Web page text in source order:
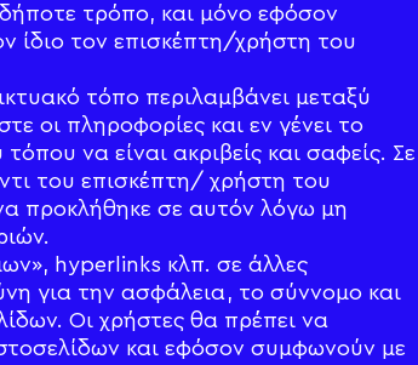
τρόπο, και μόνο εφόσον
ίδιο τον επισκέπτη/χρήστη του
τόπο περιλαμβάνει μεταξύ
οι πληροφορίες και εν γένει το
να είναι ακριβείς και σαφείς. Σε
του επισκέπτη/ χρήστη του
προκλήθηκε σε αυτόν λόγω μη
hyperlinks κλπ. σε άλλες
για την ασφάλεια, το σύννομο και
Οι χρήστες θα πρέπει να
και εφόσον συμφωνούν με